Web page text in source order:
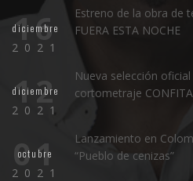
16
diciembre
2021
Estreno de la obra de
FUERA ESTA NOCHE
12
diciembre
2021
Nueva selección oficial
cortometraje
01
octubre
2021
Lanzamiento en
“Pueblo de cenizas”